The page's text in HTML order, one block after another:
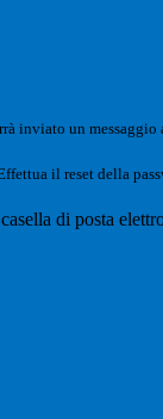
inviato un
il reset della
di posta